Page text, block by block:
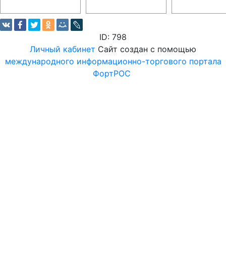
ID: 798
Личный кабинет Сайт создан с помощью
международного информационно-торгового портала
ФортРОС